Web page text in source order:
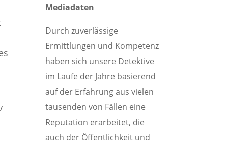
Mediadaten
Durch zuverlässige
Ermittlungen und Kompetenz
haben sich unsere Detektive
im Laufe der Jahre basierend
auf der Erfahrung aus vielen
tausenden von Fällen eine
Reputation erarbeitet, die
auch der Öffentlichkeit und